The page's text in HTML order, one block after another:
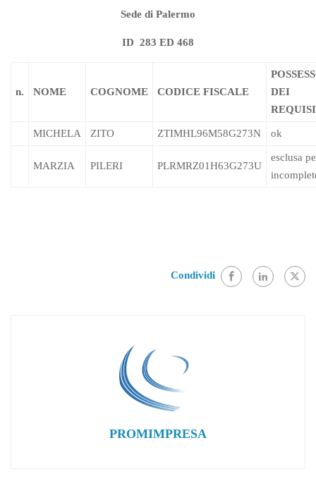
Sede di Palermo
ID 283 ED 468
n. NOME COGNOME CODICE FISCALE
DEI
MICHELA ZITO ZTIMHL96M58G273N ok
MARZIA PILERI PLRMRZ01H63G273U
esclusa
Condividi
PROMIMPRESA